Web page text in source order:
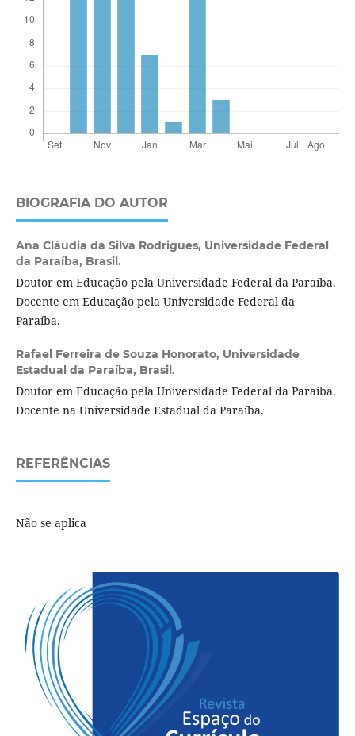
BIOGRAFIA DO AUTOR
Ana Cláudia da Silva Rodrigues, Universidade Federal
da Paraíba, Brasil.
Doutor em Educação pela Universidade Federal da Paraíba.
Docente em Educação pela Universidade Federal da
Paraíba.
Rafael Ferreira de Souza Honorato, Universidade
Estadual da Paraíba, Brasil.
Doutor em Educação pela Universidade Federal da Paraíba.
Docente na Universidade Estadual da Paraíba.
REFERÊNCIAS
Não se aplica